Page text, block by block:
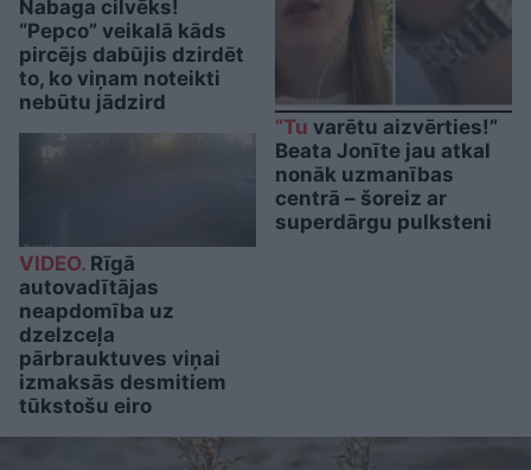
Nabaga cilvēks!
“Pepco” veikalā kāds
pircējs dabūjis dzirdēt
to, ko viņam noteikti
nebūtu jādzird
VIDEO. Rīgā
autovadītājas
neapdomība uz
dzelzceļa
pārbrauktuves viņai
izmaksās desmitiem
tūkstošu eiro
“Tu varētu aizvērties!”
Beata Jonīte jau atkal
nonāk uzmanības
centrā – šoreiz ar
superdārgu pulksteni